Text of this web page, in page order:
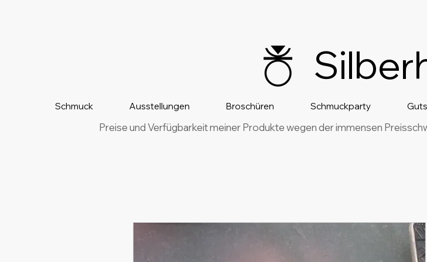
Schmuck Ausstellungen Broschüren Schmuckparty
Preise und Verfügbarkeit meiner Produkte wegen der immensen